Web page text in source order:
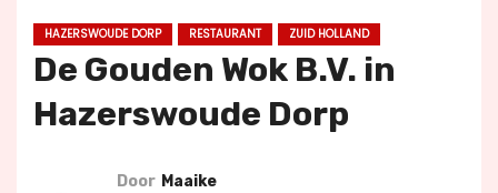
HAZERSWOUDE DORP RESTAURANT ZUID HOLLAND
De Gouden Wok B.V. in
Hazerswoude Dorp
Door Maaike